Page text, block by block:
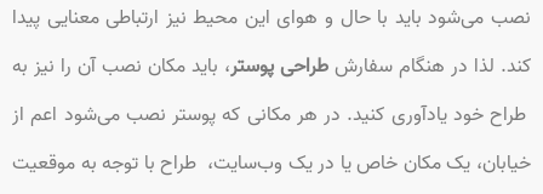
نصب می‌شود باید با حال و هوای این محیط نیز ارتباطی معنایی پیدا
کند. لذا در هنگام سفارشطراحی پوستر، باید مکان نصب آن را نیز به
طراح خود یادآوری کنید. در هر مکانی که پوستر نصب می‌شود اعم از
خیابان، یک مکان خاص یا در یک وب‌سایت، طراح با توجه به موقعیت